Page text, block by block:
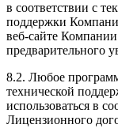
в соответствии с
поддержки
веб-сайте Компании
предварительного
8.2. Любое
технической
использоваться в
Лицензионного